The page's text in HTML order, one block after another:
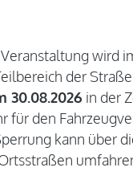
wird
der Straße
30.08.2026 in der
für den
kann über